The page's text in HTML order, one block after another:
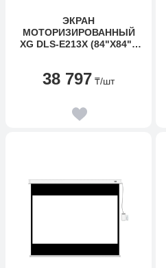
ЭКРАН
МОТОРИЗИРОВАННЫЙ
XG DLS-E213X (84"Х84"),
СМ., 1:1
38 797 ₸/шт